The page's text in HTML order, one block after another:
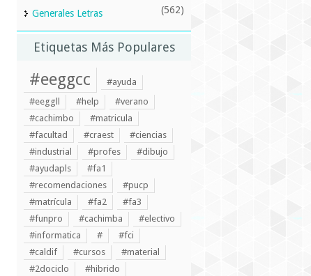
Generales Letras (562)
Etiquetas Más Populares
#eeggcc
#ayuda
#eeggll
#help
#verano
#cachimbo
#matricula
#facultad
#craest
#ciencias
#industrial
#profes
#dibujo
#ayudapls
#fa1
#recomendaciones
#pucp
#matrícula
#fa2
#fa3
#funpro
#cachimba
#electivo
#informatica
#
#fci
#caldif
#cursos
#material
#2dociclo
#hibrido